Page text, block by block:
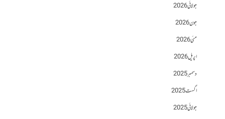
جولائی 2026
جون 2026
مئی 2026
اپریل 2026
دسمبر 2025
اگست 2025
جولائی 2025